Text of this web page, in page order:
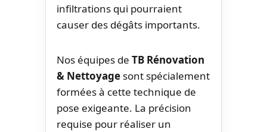
infiltrations qui pourraient
causer des dégâts importants.
Nos équipes de TB Rénovation
& Nettoyage sont spécialement
formées à cette technique de
pose exigeante. La précision
requise pour réaliser un